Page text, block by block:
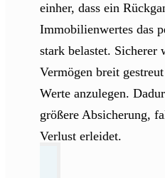
einher, dass ein
Immobilienwertes das
stark belastet. Sicherer
Vermögen breit
Werte anzulegen.
größere Absicherung,
Verlust erleidet.